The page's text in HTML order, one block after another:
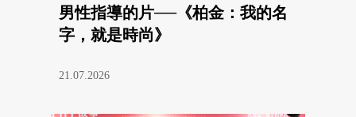
男性指導的片──《柏金：我的名
字，就是時尚》
21.07.2026